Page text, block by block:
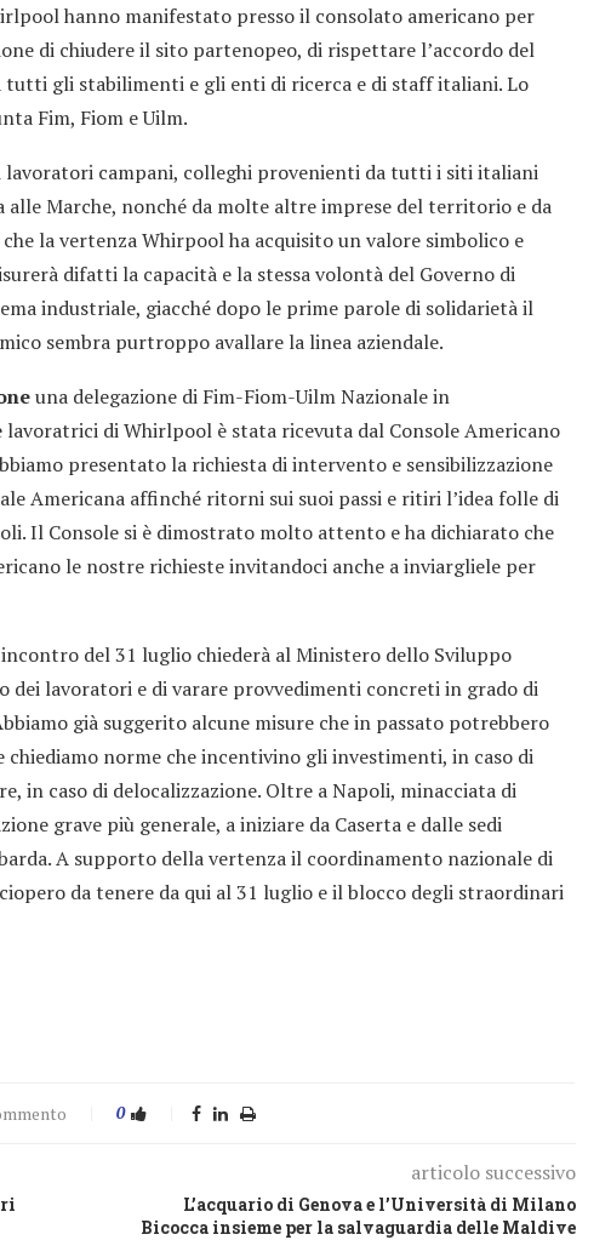
hanno manifestato presso il consolato americano per
di chiudere il sito partenopeo, di rispettare l’accordo del
tutti gli stabilimenti e gli enti di ricerca e di staff italiani. Lo
Fim, Fiom e Uilm.
lavoratori campani, colleghi provenienti da tutti i siti italiani
alle Marche, nonché da molte altre imprese del territorio e da
la vertenza Whirpool ha acquisito un valore simbolico e
difatti la capacità e la stessa volontà del Governo di
industriale, giacché dopo le prime parole di solidarietà il
sembra purtroppo avallare la linea aziendale.
una delegazione di Fim-Fiom-Uilm Nazionale in
di Whirlpool è stata ricevuta dal Console Americano
presentato la richiesta di intervento e sensibilizzazione
Americana affinché ritorni sui suoi passi e ritiri l’idea folle di
Il Console si è dimostrato molto attento e ha dichiarato che
le nostre richieste invitandoci anche a inviargliele per
del 31 luglio chiederà al Ministero dello Sviluppo
dei lavoratori e di varare provvedimenti concreti in grado di
già suggerito alcune misure che in passato potrebbero
chiediamo norme che incentivino gli investimenti, in caso di
in caso di delocalizzazione. Oltre a Napoli, minacciata di
grave più generale, a iniziare da Caserta e dalle sedi
A supporto della vertenza il coordinamento nazionale di
da tenere da qui al 31 luglio e il blocco degli straordinari
0
articolo successivo
L’acquario di Genova e l’Università di Milano
Bicocca insieme per la salvaguardia delle Maldive